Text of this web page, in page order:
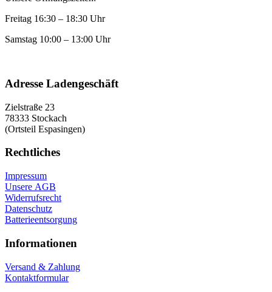
Freitag 16:30 – 18:30 Uhr
Samstag 10:00 – 13:00 Uhr
Adresse Ladengeschäft
Zielstraße 23
78333 Stockach
(Ortsteil Espasingen)
Rechtliches
Impressum
Unsere AGB
Widerrufsrecht
Datenschutz
Batterieentsorgung
Informationen
Versand & Zahlung
Kontaktformular